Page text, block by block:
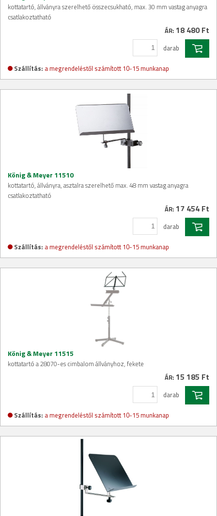
kottatartó, állványra szerelhető összecsukható, max. 30 mm vastag anyagra
csatlakoztatható
ÁR: 18 480 Ft
darab
Szállítás: a megrendeléstől számított 10-15 munkanap
König & Meyer 11510
kottatartó, állványra, asztalra szerelhető max. 48 mm vastag anyagra
csatlakoztatható
ÁR: 17 454 Ft
darab
Szállítás: a megrendeléstől számított 10-15 munkanap
König & Meyer 11515
kottatartó a 28070-es cimbalom állványhoz, fekete
ÁR: 15 185 Ft
darab
Szállítás: a megrendeléstől számított 10-15 munkanap